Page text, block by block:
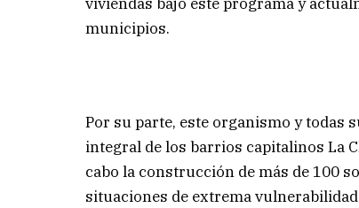
municipios.
Por su parte, este organismo y todas
integral de los barrios capitalinos La
cabo la construcción de más de 100
situaciones de extrema